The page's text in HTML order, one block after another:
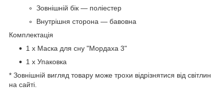
Зовнішній бік — поліестер
Внутрішня сторона — бавовна
Комплектація
1 х Маска для сну "Мордаха 3"
1 х Упаковка
* Зовнішній вигляд товару може трохи відрізнятися від світлин
на сайті.